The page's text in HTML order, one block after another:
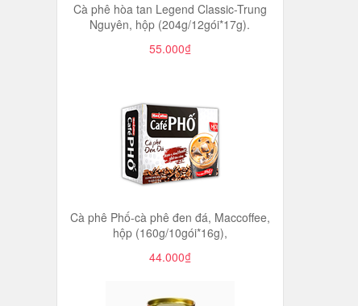
Cà phê hòa tan Legend Classic-Trung
Nguyên, hộp (204g/12gói*17g).
55.000₫
Cà phê Phố-cà phê đen đá, Maccoffee,
hộp (160g/10gói*16g),
44.000₫